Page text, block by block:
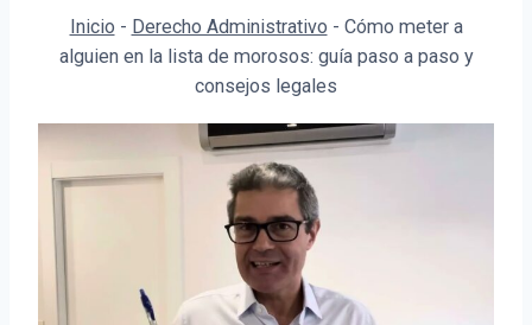
Inicio - Derecho Administrativo - Cómo meter a
alguien en la lista de morosos: guía paso a paso y
consejos legales